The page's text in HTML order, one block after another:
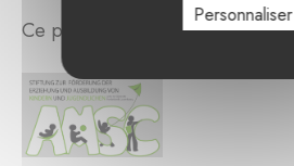
Ce projet a été soutenu par :
Personnaliser